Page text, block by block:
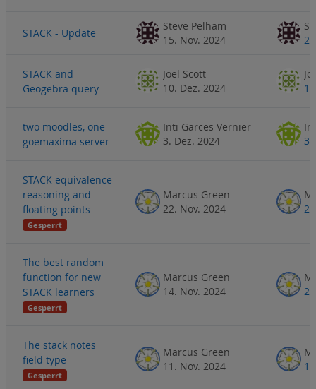
STACK - Update
Steve Pelham
15. Nov. 2024
STACK and
Geogebra query
Joel Scott
10. Dez. 2024
two moodles, one
goemaxima server
Inti Garces Vernier
3. Dez. 2024
3.
STACK equivalence
reasoning and
floating points
Gesperrt
Marcus Green
22. Nov. 2024
The best random
function for new
STACK learners
Gesperrt
Marcus Green
14. Nov. 2024
The stack notes
field type
Gesperrt
Marcus Green
11. Nov. 2024